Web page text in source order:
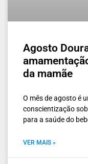
Agosto
da mamãe
O mês de agosto é
conscientização
para a saúde do
VER MAIS »